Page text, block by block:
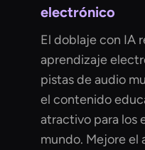
electrónico
El doblaje con IA
aprendizaje
pistas de audio
el contenido
atractivo para los
mundo. Mejore el